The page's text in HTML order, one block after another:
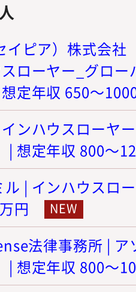
イピア）株式会
ローヤー_グロ
定年収 650～
ンハウスローヤ
| 想定年収 800～
| インハウスロ
円
法律事務所 | ア
| 想定年収 800～